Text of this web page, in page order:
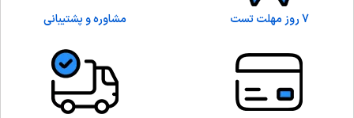
7 روز مهلت تست مشاوره و پشتیبانی